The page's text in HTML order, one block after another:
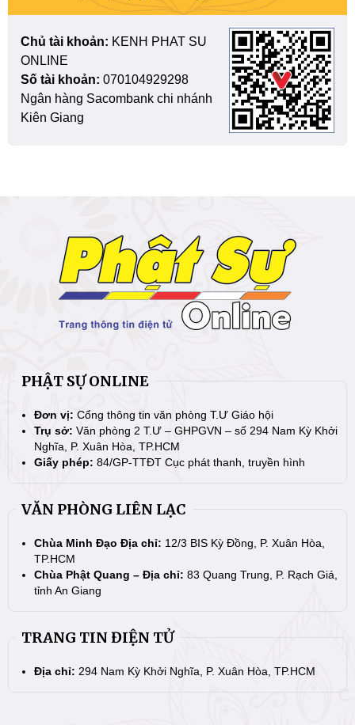
Chủ tài khoản: KENH PHAT SU
ONLINE
Số tài khoản: 070104929298
Ngân hàng Sacombank chi nhánh
Kiên Giang
PHẬT SỰ ONLINE
Đơn vị: Cổng thông tin văn phòng T.Ư Giáo hội
Trụ sở: Văn phòng 2 T.Ư – GHPGVN – số 294 Nam Kỳ Khởi
Nghĩa, P. Xuân Hòa, TP.HCM
Giấy phép: 84/GP-TTĐT Cục phát thanh, truyền hình
VĂN PHÒNG LIÊN LẠC
Chùa Minh Đạo Địa chỉ: 12/3 BIS Kỳ Đồng, P. Xuân Hòa,
TP.HCM
Chùa Phật Quang – Địa chỉ: 83 Quang Trung, P. Rạch Giá,
tỉnh An Giang
TRANG TIN ĐIỆN TỬ
Địa chỉ: 294 Nam Kỳ Khởi Nghĩa, P. Xuân Hòa, TP.HCM